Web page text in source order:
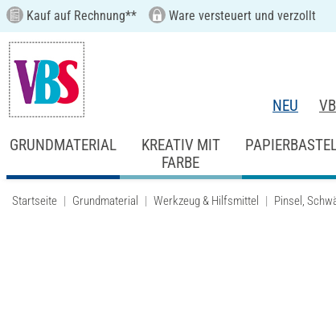
Kauf auf Rechnung** Ware versteuert und verzollt
NEU
GRUNDMATERIAL
KREATIV MIT
FARBE
Startseite Grundmaterial Werkzeug & Hilfsmittel Pinsel,